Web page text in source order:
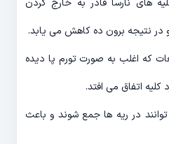
و در نتیجه برون ده کاهش می یابد.
که اغلب به صورت تورم پا دیده
اتفاق می افتد.
در ریه ها جمع شوند و باعث